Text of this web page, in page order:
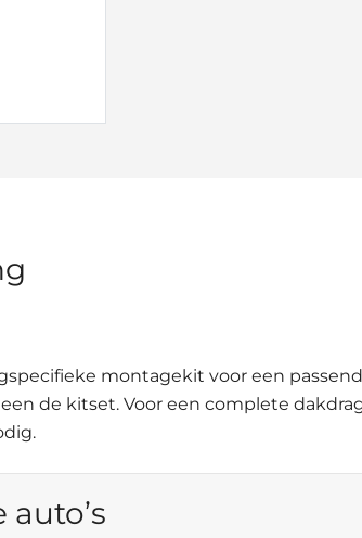
montagekit voor een passend
de kitset. Voor een complete